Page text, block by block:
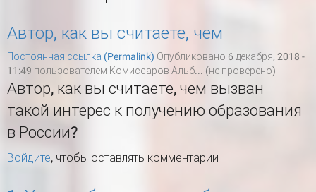
Автор, как вы считаете, чем
Постоянная ссылка (Permalink) Опубликовано 6 декабря, 2018 -
11:49 пользователем Комиссаров Альб... (не проверено)
Автор, как вы считаете, чем вызван
такой интерес к получению образования
в России?
Войдите, чтобы оставлять комментарии